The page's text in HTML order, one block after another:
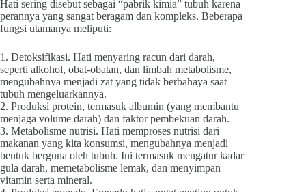
Hati sering disebut sebagai “pabrik kimia” tubuh karena
perannya yang sangat beragam dan kompleks. Beberapa
fungsi utamanya meliputi:
1. Detoksifikasi. Hati menyaring racun dari darah,
seperti alkohol, obat-obatan, dan limbah metabolisme,
mengubahnya menjadi zat yang tidak berbahaya saat
tubuh mengeluarkannya.
2. Produksi protein, termasuk albumin (yang membantu
menjaga volume darah) dan faktor pembekuan darah.
3. Metabolisme nutrisi. Hati memproses nutrisi dari
makanan yang kita konsumsi, mengubahnya menjadi
bentuk berguna oleh tubuh. Ini termasuk mengatur kadar
gula darah, memetabolisme lemak, dan menyimpan
vitamin serta mineral.